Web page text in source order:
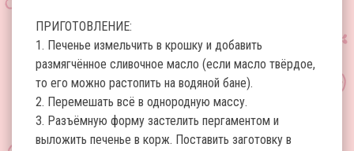
ПРИГОТОВЛЕНИЕ:
1. Печенье измельчить в крошку и добавить
размягчённое сливочное масло (если масло твёрдое,
то его можно растопить на водяной бане).
2. Перемешать всё в однородную массу.
3. Разъёмную форму застелить пергаментом и
выложить печенье в корж. Поставить заготовку в